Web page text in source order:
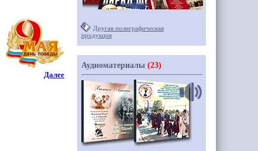
Далее
Другая полиграфическая
продукция
Аудиоматериалы (23)